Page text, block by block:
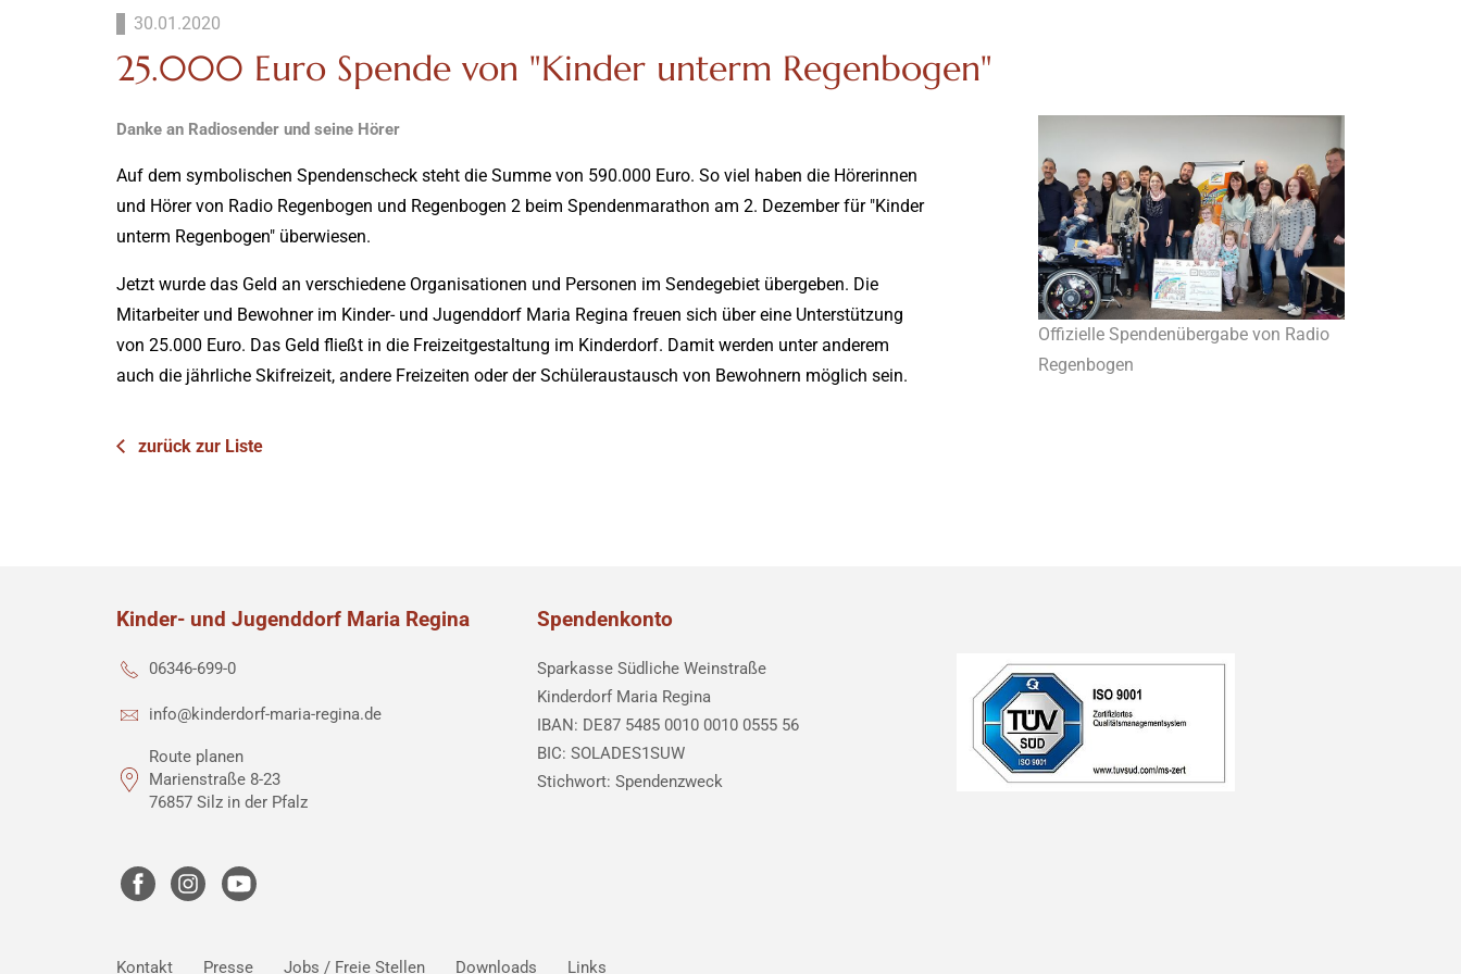
30.01.2020
25.000 Euro Spende von "Kinder unterm Regenbogen"
Danke an Radiosender und seine Hörer
Auf dem symbolischen Spendenscheck steht die Summe von 590.000 Euro. So viel haben die Hörerinnen
und Hörer von Radio Regenbogen und Regenbogen 2 beim Spendenmarathon am 2. Dezember für "Kinder
unterm Regenbogen" überwiesen.
Jetzt wurde das Geld an verschiedene Organisationen und Personen im Sendegebiet übergeben. Die
Mitarbeiter und Bewohner im Kinder- und Jugenddorf Maria Regina freuen sich über eine Unterstützung
von 25.000 Euro. Das Geld fließt in die Freizeitgestaltung im Kinderdorf. Damit werden unter anderem
auch die jährliche Skifreizeit, andere Freizeiten oder der Schüleraustausch von Bewohnern möglich sein.
Offizielle Spendenübergabe von Radio
Regenbogen
zurück zur Liste
Kinder- und Jugenddorf Maria Regina
06346-699-0
info@kinderdorf-maria-regina.de
Route planen
Marienstraße 8-23
76857 Silz in der Pfalz
Spendenkonto
Sparkasse Südliche Weinstraße
Kinderdorf Maria Regina
IBAN: DE87 5485 0010 0010 0555 56
BIC: SOLADES1SUW
Stichwort: Spendenzweck
Kontakt Presse Jobs / Freie Stellen Downloads Links